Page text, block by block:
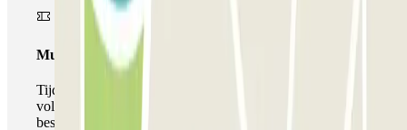
Multiparking pass
Tijdens uw verblijf kunt u gebruik maken van het
volledige netwerk van parkeergarages van deze operator,
beschikbaar bij Parclick.